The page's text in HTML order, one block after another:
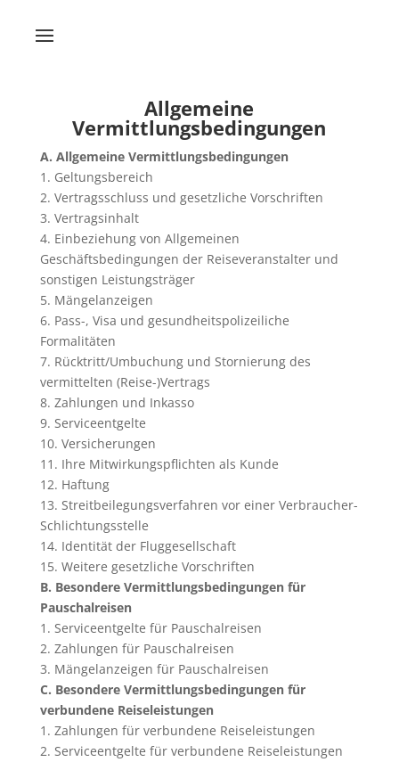
Allgemeine
Vermittlungsbedingungen
A. Allgemeine Vermittlungsbedingungen
1. Geltungsbereich
2. Vertragsschluss und gesetzliche Vorschriften
3. Vertragsinhalt
4. Einbeziehung von Allgemeinen
Geschäftsbedingungen der Reiseveranstalter und
sonstigen Leistungsträger
5. Mängelanzeigen
6. Pass-, Visa und gesundheitspolizeiliche
Formalitäten
7. Rücktritt/Umbuchung und Stornierung des
vermittelten (Reise-)Vertrags
8. Zahlungen und Inkasso
9. Serviceentgelte
10. Versicherungen
11. Ihre Mitwirkungspflichten als Kunde
12. Haftung
13. Streitbeilegungsverfahren vor einer Verbraucher-
Schlichtungsstelle
14. Identität der Fluggesellschaft
15. Weitere gesetzliche Vorschriften
B. Besondere Vermittlungsbedingungen für
Pauschalreisen
1. Serviceentgelte für Pauschalreisen
2. Zahlungen für Pauschalreisen
3. Mängelanzeigen für Pauschalreisen
C. Besondere Vermittlungsbedingungen für
verbundene Reiseleistungen
1. Zahlungen für verbundene Reiseleistungen
2. Serviceentgelte für verbundene Reiseleistungen